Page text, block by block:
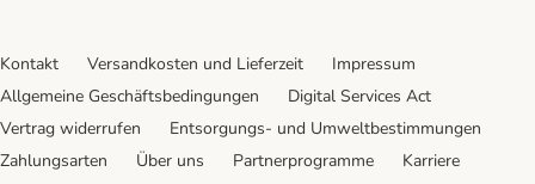
Kontakt Versandkosten und Lieferzeit
Impressum
Allgemeine Geschäftsbedingungen
Digital Services Act
Vertrag widerrufen
Entsorgungs- und Umweltbestimmungen
Zahlungsarten
Über uns Partnerprogramme
Karriere